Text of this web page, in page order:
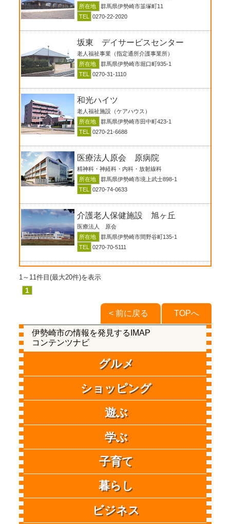
所在地
群馬県伊勢崎市韮塚町11
TEL
0270-22-2020
坂東 デイサービスセンター
老人福祉事業（指定通所介護事業所）
所在地
群馬県伊勢崎市堀口町935-1
TEL
0270-31-1110
和光ハイツ
老人福祉施設（ケアハウス）
所在地
群馬県伊勢崎市田中町423-1
TEL
0270-21-6688
医療法人原会 原病院
精神科・神経科・内科・放射線科
所在地
群馬県伊勢崎市境上武士898-1
TEL
0270-74-0633
介護老人保健施設 旭ヶ丘
医療法人 原会
所在地
群馬県伊勢崎市間野谷町135-1
TEL
0270-70-5111
1～11件目(最大20件)を表示
1
TOPへ
< 前に戻る
伊勢崎市の情報を発見するIMAP
コンテンツナビ
グルメ
ショッピング
遊ぶ
学ぶ
子育て
暮らし
ビジネス